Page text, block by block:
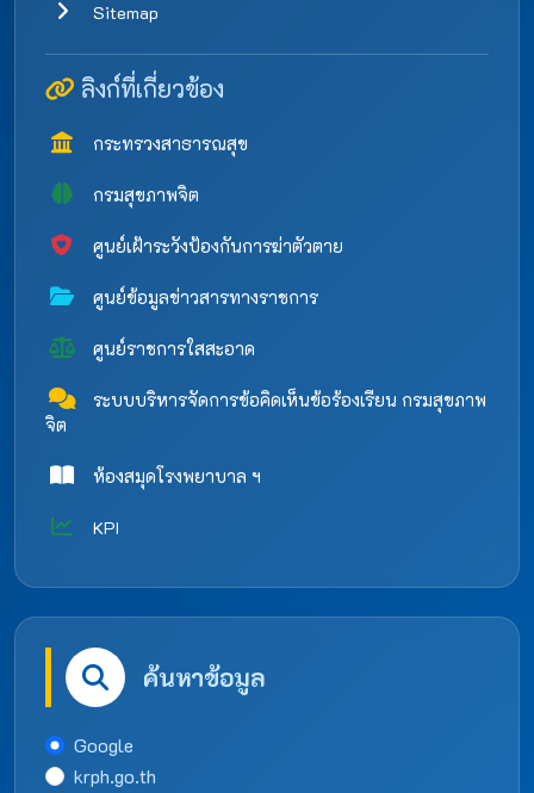
Sitemap
ลิงก์ที่เกี่ยวข้อง
กระทรวงสาธารณสุข
กรมสุขภาพจิต
ศูนย์เฝ้าระวังป้องกันการฆ่าตัวตาย
ศูนย์ข้อมูลข่าวสารทางราชการ
ศูนย์ราชการใสสะอาด
ระบบบริหารจัดการข้อคิดเห็นข้อร้องเรียน กรมสุขภาพ
จิต
ห้องสมุดโรงพยาบาล ฯ
KPI
ค้นหาข้อมูล
Google
krph.go.th